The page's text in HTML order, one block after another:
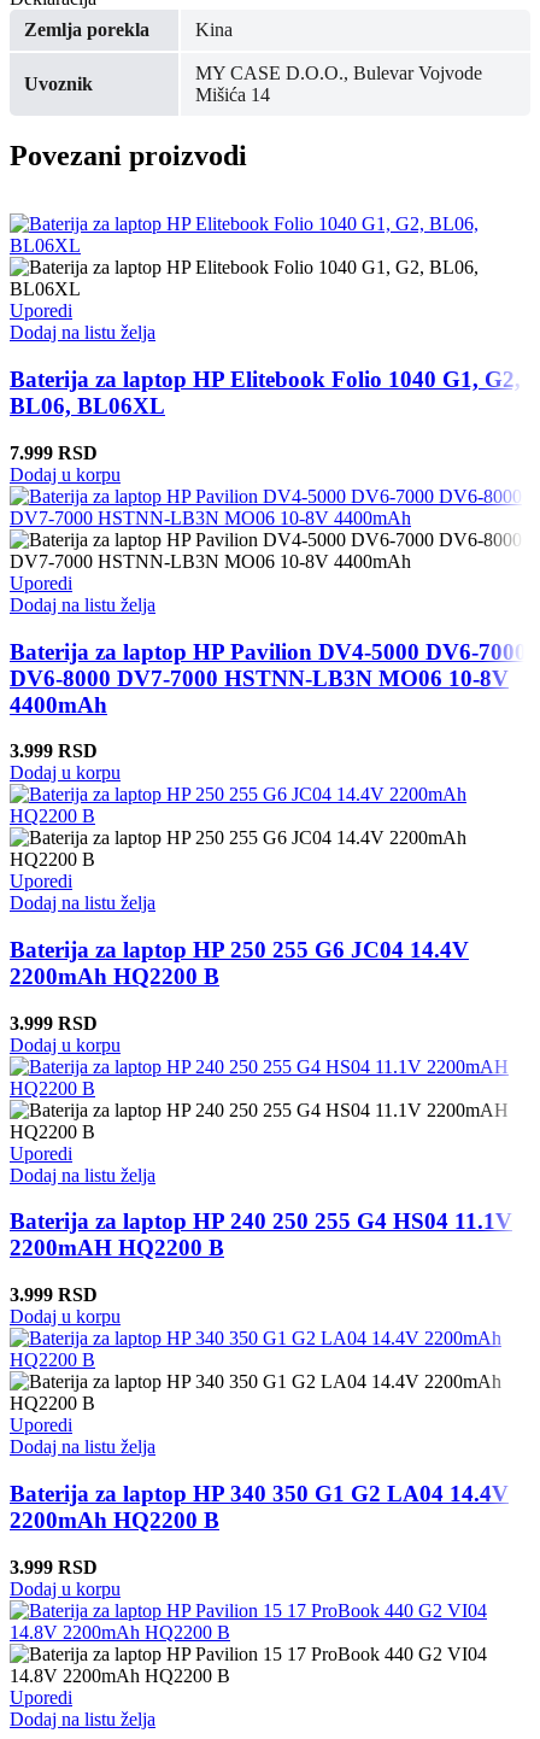
Zemlja porekla
Kina
Uvoznik
MY CASE D.O.O., Bulevar Vojvode
Mišića 14
Povezani proizvodi
Uporedi
Dodaj na listu želja
Baterija za laptop HP Elitebook Folio 1040 G1, G2,
BL06, BL06XL
7.999 RSD
Dodaj u korpu
Uporedi
Dodaj na listu želja
Baterija za laptop HP Pavilion DV4-5000 DV6-7000
DV6-8000 DV7-7000 HSTNN-LB3N MO06 10-8V
4400mAh
3.999 RSD
Dodaj u korpu
Uporedi
Dodaj na listu želja
Baterija za laptop HP 250 255 G6 JC04 14.4V
2200mAh HQ2200 B
3.999 RSD
Dodaj u korpu
Uporedi
Dodaj na listu želja
Baterija za laptop HP 240 250 255 G4 HS04 11.1V
2200mAH HQ2200 B
3.999 RSD
Dodaj u korpu
Uporedi
Dodaj na listu želja
Baterija za laptop HP 340 350 G1 G2 LA04 14.4V
2200mAh HQ2200 B
3.999 RSD
Dodaj u korpu
Uporedi
Dodaj na listu želja